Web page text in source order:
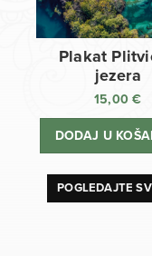
Plakat
jezera
15,00€
DODAJ U
POGLEDAJTE